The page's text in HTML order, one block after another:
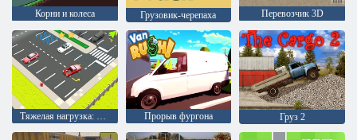
Корни и колеса Грузовик-черепаха Перевозчик 3D
Тяжелая нагрузка: Зона транспортных средств Прорыв фургона Груз 2